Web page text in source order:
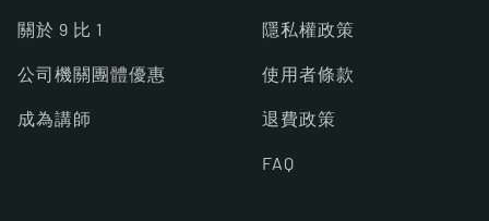
關於 9 比 1
公司機關團體優惠
成為講師
隱私權政策
使用者條款
退費政策
FAQ